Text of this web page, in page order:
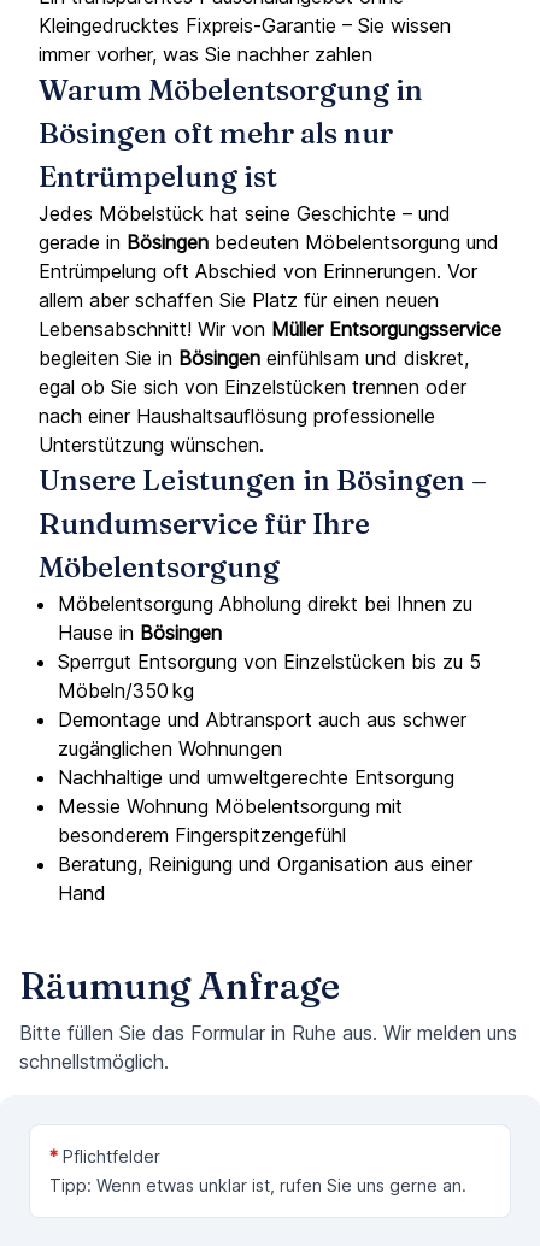
Kleingedrucktes Fixpreis-Garantie – Sie wissen
immer vorher, was Sie nachher zahlen
Warum Möbelentsorgung in
Bösingen oft mehr als nur
Entrümpelung ist
Jedes Möbelstück hat seine Geschichte – und
gerade in Bösingen bedeuten Möbelentsorgung und
Entrümpelung oft Abschied von Erinnerungen. Vor
allem aber schaffen Sie Platz für einen neuen
Lebensabschnitt! Wir von Müller Entsorgungsservice
begleiten Sie in Bösingen einfühlsam und diskret,
egal ob Sie sich von Einzelstücken trennen oder
nach einer Haushaltsauflösung professionelle
Unterstützung wünschen.
Unsere Leistungen in Bösingen –
Rundumservice für Ihre
Möbelentsorgung
Möbelentsorgung Abholung direkt bei Ihnen zu
Hause in Bösingen
Sperrgut Entsorgung von Einzelstücken bis zu 5
Möbeln/350 kg
Demontage und Abtransport auch aus schwer
zugänglichen Wohnungen
Nachhaltige und umweltgerechte Entsorgung
Messie Wohnung Möbelentsorgung mit
besonderem Fingerspitzengefühl
Beratung, Reinigung und Organisation aus einer
Hand
Räumung Anfrage
Bitte füllen Sie das Formular in Ruhe aus. Wir melden uns
schnellstmöglich.
* Pflichtfelder
Tipp: Wenn etwas unklar ist, rufen Sie uns gerne an.